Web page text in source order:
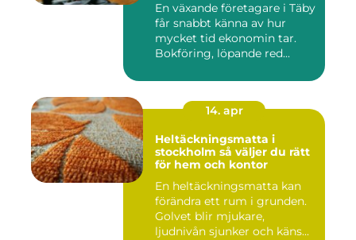
En växande företagare i Täby
får snabbt känna av hur
mycket tid ekonomin tar.
Bokföring, löpande red...
14. apr
Heltäckningsmatta i
stockholm så väljer du rätt
för hem och kontor
En heltäckningsmatta kan
förändra ett rum i grunden.
Golvet blir mjukare,
ljudnivån sjunker och käns...